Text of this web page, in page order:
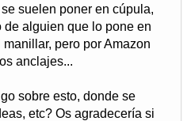
suelen poner en cúpula,
alguien que lo pone en
pero por Amazon
anclajes...
sobre esto, donde se
etc? Os agradecería si